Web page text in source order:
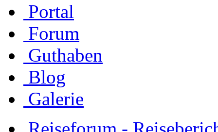
Portal
Forum
Guthaben
Blog
Galerie